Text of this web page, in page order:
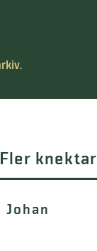
Fler knektar
Johan